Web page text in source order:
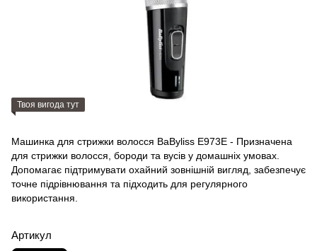
Твоя вигода тут
Машинка для стрижки волосся BaByliss E973E - Призначена
для стрижки волосся, бороди та вусів у домашніх умовах.
Допомагає підтримувати охайний зовнішній вигляд, забезпечує
точне підрівнювання та підходить для регулярного
використання.
Артикул